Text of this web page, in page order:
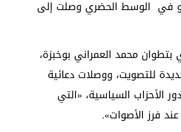
في الوسط القروي المغربي بلغت 47,7 %،و في الوسط الحضري وصلت إلى
محمد العمراني بوخبزة،
للتصويت، ووصلات دعائية
الأحزاب السياسية، «التي
فرز الأصوات».